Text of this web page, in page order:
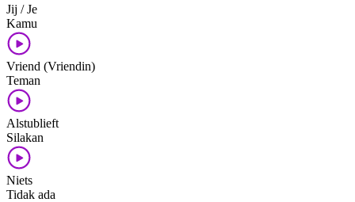
Jij / Je
Kamu
Vriend (Vriendin)
Teman
Alstublieft
Silakan
Niets
Tidak ada